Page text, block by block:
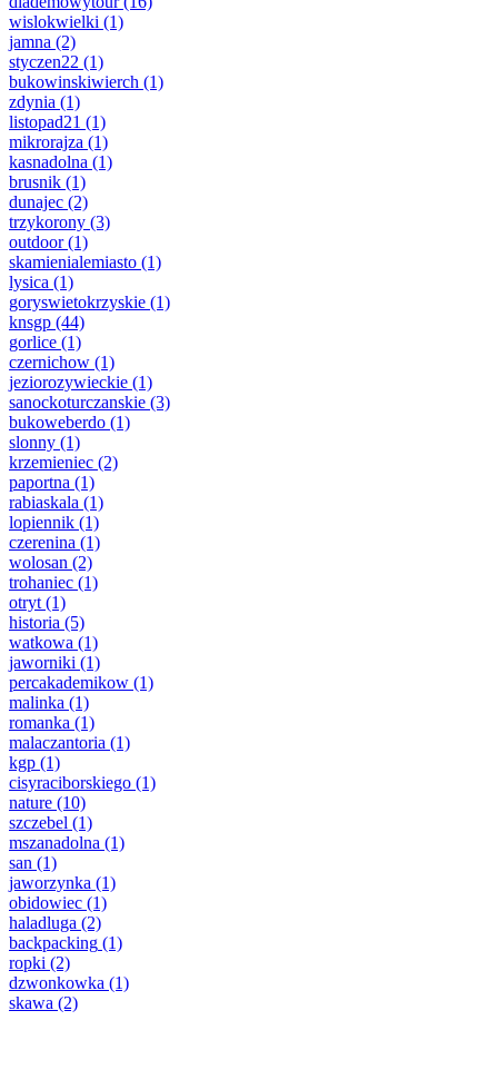
wislokwielki (1)
jamna (2)
styczen22 (1)
bukowinskiwierch (1)
zdynia (1)
listopad21 (1)
mikrorajza (1)
kasnadolna (1)
brusnik (1)
dunajec (2)
trzykorony (3)
outdoor(1)
skamienialemiasto (1)
lysica (1)
goryswietokrzyskie (1)
knsgp (44)
gorlice (1)
czernichow (1)
jeziorozywieckie (1)
sanockoturczanskie (3)
bukoweberdo (1)
slonny (1)
krzemieniec (2)
paportna (1)
rabiaskala (1)
lopiennik (1)
czerenina (1)
wolosan (2)
trohaniec (1)
otryt (1)
historia (5)
watkowa (1)
jaworniki (1)
percakademikow (1)
malinka (1)
romanka (1)
malaczantoria (1)
kgp (1)
cisyraciborskiego (1)
nature (10)
szczebel (1)
mszanadolna (1)
san (1)
jaworzynka (1)
obidowiec (1)
haladluga (2)
backpacking (1)
ropki (2)
dzwonkowka (1)
skawa (2)